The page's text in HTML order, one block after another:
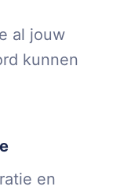
al jouw
kunnen
en